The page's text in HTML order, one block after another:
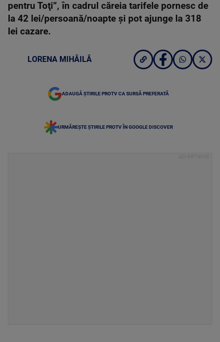
pentru Toţi”, în cadrul căreia tarifele pornesc de
la 42 lei/persoană/noapte şi pot ajunge la 318
lei cazare.
LORENA MIHĂILĂ
ADAUGĂ ȘTIRILE PROTV CA SURSĂ PREFERATĂ
URMĂREȘTE ȘTIRILE PROTV ÎN GOOGLE DISCOVER